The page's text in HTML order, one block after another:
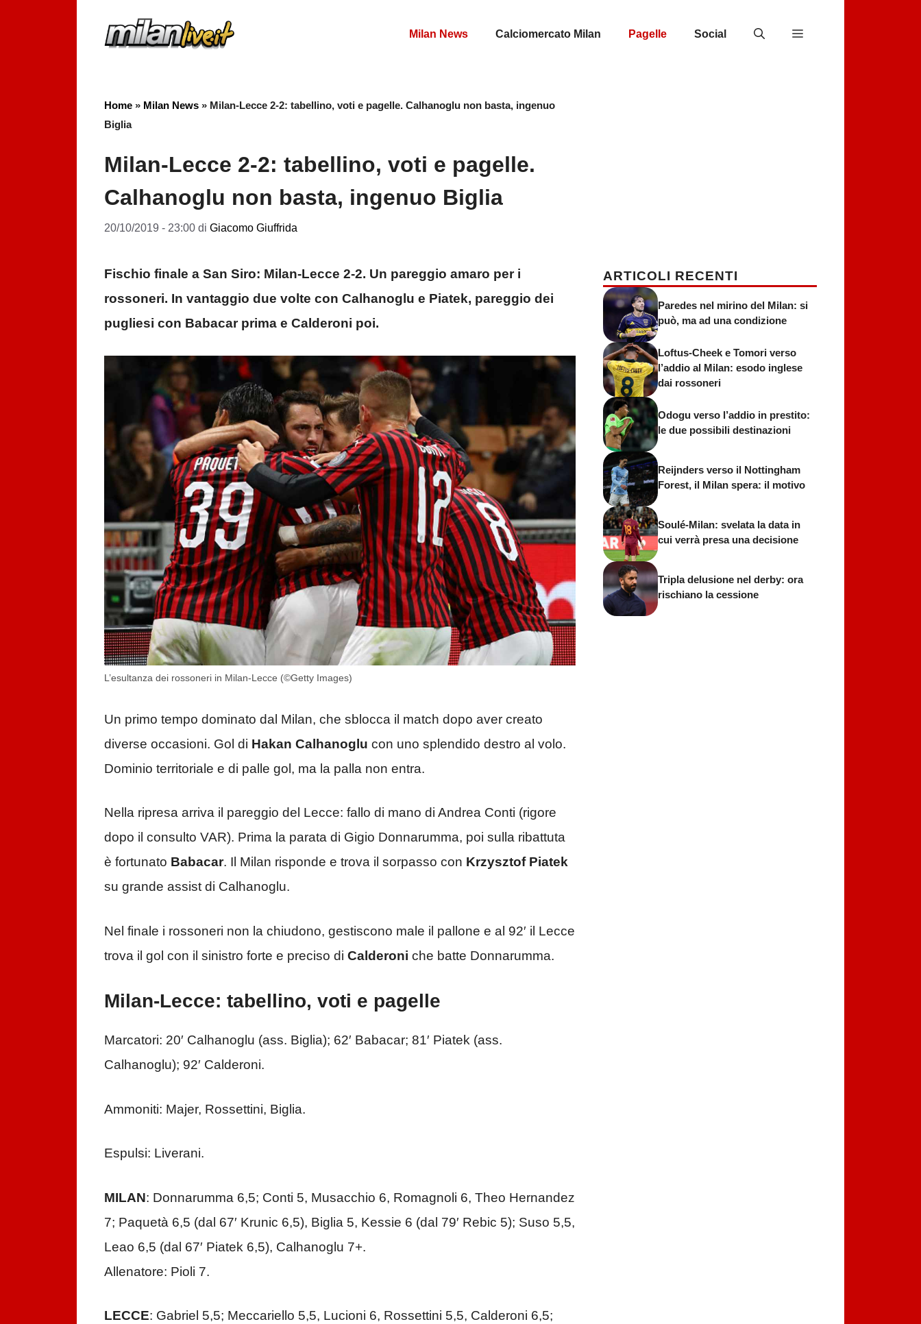
Milan News Calciomercato Milan Pagelle Social
Home » Milan News » Milan-Lecce 2-2: tabellino, voti e pagelle. Calhanoglu non basta, ingenuo
Biglia
Milan-Lecce 2-2: tabellino, voti e pagelle.
Calhanoglu non basta, ingenuo Biglia
20/10/2019 - 23:00 di Giacomo Giuffrida
Fischio finale a San Siro: Milan-Lecce 2-2. Un pareggio amaro per i
rossoneri. In vantaggio due volte con Calhanoglu e Piatek, pareggio dei
pugliesi con Babacar prima e Calderoni poi.
L’esultanza dei rossoneri in Milan-Lecce (©Getty Images)
Un primo tempo dominato dal Milan, che sblocca il match dopo aver creato
diverse occasioni. Gol di Hakan Calhanoglu con uno splendido destro al volo.
Dominio territoriale e di palle gol, ma la palla non entra.
Nella ripresa arriva il pareggio del Lecce: fallo di mano di Andrea Conti (rigore
dopo il consulto VAR). Prima la parata di Gigio Donnarumma, poi sulla ribattuta
è fortunato Babacar. Il Milan risponde e trova il sorpasso con Krzysztof Piatek
su grande assist di Calhanoglu.
Nel finale i rossoneri non la chiudono, gestiscono male il pallone e al 92′ il Lecce
trova il gol con il sinistro forte e preciso di Calderoni che batte Donnarumma.
Milan-Lecce: tabellino, voti e pagelle
Marcatori: 20′ Calhanoglu (ass. Biglia); 62′ Babacar; 81′ Piatek (ass.
Calhanoglu); 92′ Calderoni.
Ammoniti: Majer, Rossettini, Biglia.
Espulsi: Liverani.
MILAN: Donnarumma 6,5; Conti 5, Musacchio 6, Romagnoli 6, Theo Hernandez
7; Paquetà 6,5 (dal 67′ Krunic 6,5), Biglia 5, Kessie 6 (dal 79′ Rebic 5); Suso 5,5,
Leao 6,5 (dal 67′ Piatek 6,5), Calhanoglu 7+.
Allenatore: Pioli 7.
LECCE: Gabriel 5,5; Meccariello 5,5, Lucioni 6, Rossettini 5,5, Calderoni 6,5;
ARTICOLI RECENTI
Paredes nel mirino del Milan: si
può, ma ad una condizione
Loftus-Cheek e Tomori verso
l’addio al Milan: esodo inglese
dai rossoneri
Odogu verso l’addio in prestito:
le due possibili destinazioni
Reijnders verso il Nottingham
Forest, il Milan spera: il motivo
Soulé-Milan: svelata la data in
cui verrà presa una decisione
Tripla delusione nel derby: ora
rischiano la cessione